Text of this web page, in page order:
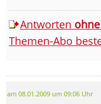
Antworten ohne
Themen-Abo
am 08.01.2009 um 09:06 Uhr